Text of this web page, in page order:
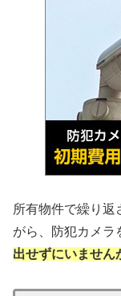
所有物件で繰り返
がら、防犯カメラ
出せずにいません